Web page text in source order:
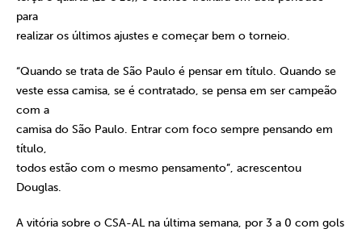
para
realizar os últimos ajustes e começar bem o torneio.
“Quando se trata de São Paulo é pensar em título. Quando se
veste essa camisa, se é contratado, se pensa em ser campeão
com a
camisa do São Paulo. Entrar com foco sempre pensando em
título,
todos estão com o mesmo pensamento”, acrescentou
Douglas.
A vitória sobre o CSA-AL na última semana, por 3 a 0 com gols